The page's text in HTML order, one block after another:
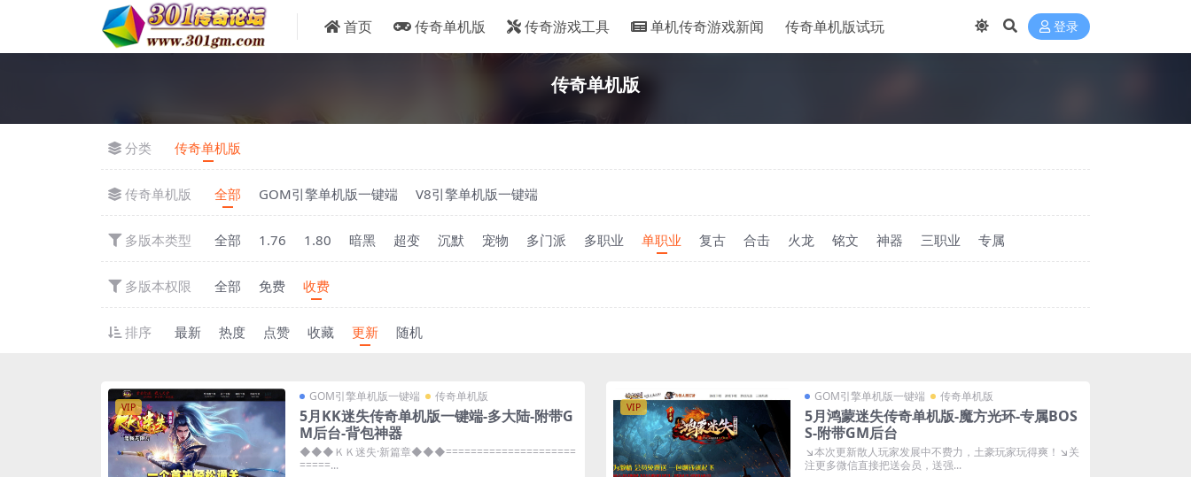
首页 传奇单机版 传奇游戏工具 单机传奇游戏新闻 传奇单机版试玩 登录
传奇单机版
分类 传奇单机版
传奇单机版 全部 GOM引擎单机版一键端 V8引擎单机版一键端
多版本类型 全部 1.76 1.80 暗黑 超变 沉默 宠物 多门派 多职业 单职业 复古 合击 火龙 铭文 神器 三职业 专属
多版本权限 全部 免费 收费
排序 最新 热度 点赞 收藏 更新 随机
VIP
GOM引擎单机版一键端 传奇单机版
5月KK迷失传奇单机版一键端-多大陆-附带G
M后台-背包神器
◆◆◆ＫＫ迷失·新篇章◆◆◆=====================
=====...
VIP
GOM引擎单机版一键端 传奇单机版
5月鸿蒙迷失传奇单机版-魔方光环-专属BOS
S-附带GM后台
↘本次更新散人玩家发展中不费力，土豪玩家玩得爽！↘关
注更多微信直接把送会员，送强...